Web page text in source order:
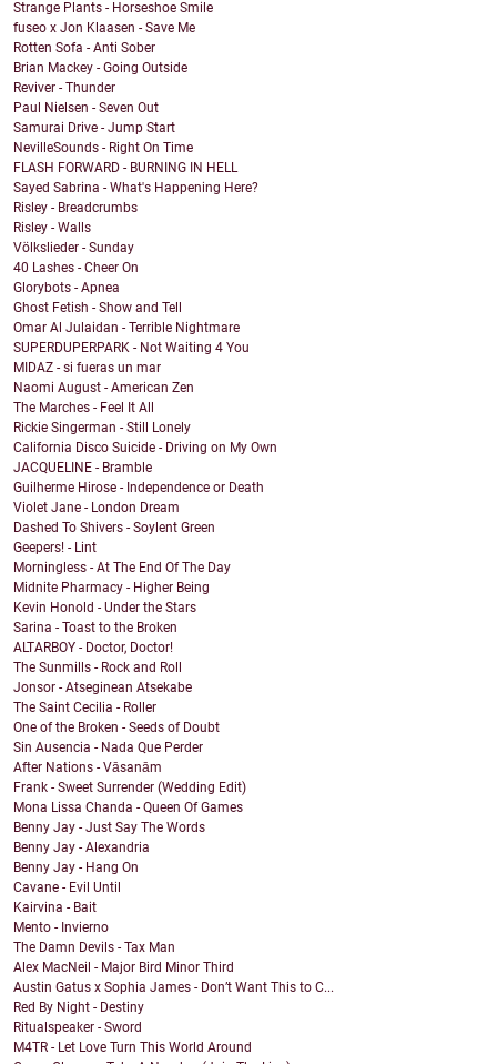
Strange Plants - Horseshoe Smile
fuseo x Jon Klaasen - Save Me
Rotten Sofa - Anti Sober
Brian Mackey - Going Outside
Reviver - Thunder
Paul Nielsen - Seven Out
Samurai Drive - Jump Start
NevilleSounds - Right On Time
FLASH FORWARD - BURNING IN HELL
Sayed Sabrina - What's Happening Here?
Risley - Breadcrumbs
Risley - Walls
Völkslieder - Sunday
40 Lashes - Cheer On
Glorybots - Apnea
Ghost Fetish - Show and Tell
Omar Al Julaidan - Terrible Nightmare
SUPERDUPERPARK - Not Waiting 4 You
MIDAZ - si fueras un mar
Naomi August - American Zen
The Marches - Feel It All
Rickie Singerman - Still Lonely
California Disco Suicide - Driving on My Own
JACQUELINE - Bramble
Guilherme Hirose - Independence or Death
Violet Jane - London Dream
Dashed To Shivers - Soylent Green
Geepers! - Lint
Morningless - At The End Of The Day
Midnite Pharmacy - Higher Being
Kevin Honold - Under the Stars
Sarina - Toast to the Broken
ALTARBOY - Doctor, Doctor!
The Sunmills - Rock and Roll
Jonsor - Atseginean Atsekabe
The Saint Cecilia - Roller
One of the Broken - Seeds of Doubt
Sin Ausencia - Nada Que Perder
After Nations - Vāsanām
Frank - Sweet Surrender (Wedding Edit)
Mona Lissa Chanda - Queen Of Games
Benny Jay - Just Say The Words
Benny Jay - Alexandria
Benny Jay - Hang On
Cavane - Evil Until
Kairvina - Bait
Mento - Invierno
The Damn Devils - Tax Man
Alex MacNeil - Major Bird Minor Third
Austin Gatus x Sophia James - Don’t Want This to C...
Red By Night - Destiny
Ritualspeaker - Sword
M4TR - Let Love Turn This World Around